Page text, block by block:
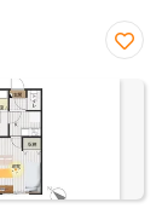
に入